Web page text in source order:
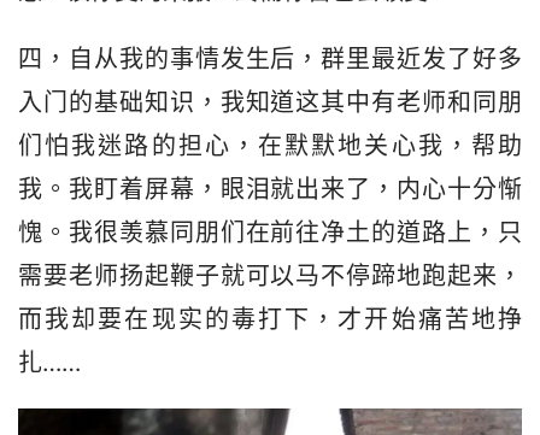
四，自从我的事情发生后，群里最近发了好多
入门的基础知识，我知道这其中有老师和同朋
们怕我迷路的担心，在默默地关心我，帮助
我。我盯着屏幕，眼泪就出来了，内心十分惭
愧。我很羡慕同朋们在前往净土的道路上，只
需要老师扬起鞭子就可以马不停蹄地跑起来，
而我却要在现实的毒打下，才开始痛苦地挣
扎……